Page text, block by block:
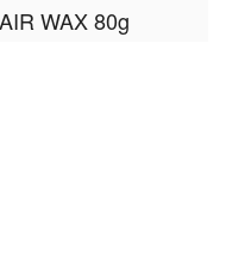
WAX 80g